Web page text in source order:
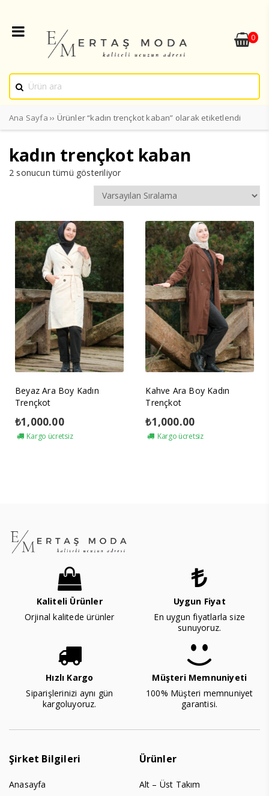
0
Ana Sayfa ›› Ürünler “kadın trençkot kaban” olarak etiketlendi
kadın trençkot kaban
2 sonucun tümü gösteriliyor
Beyaz Ara Boy Kadın
Trençkot
₺1,000.00
Kargo ücretsiz
Kahve Ara Boy Kadın
Trençkot
₺1,000.00
Kargo ücretsiz
Kaliteli Ürünler
Orjinal kalitede ürünler
Uygun Fiyat
En uygun fiyatlarla size
sunuyoruz.
Hızlı Kargo
Siparişlerinizi aynı gün
kargoluyoruz.
Müşteri Memnuniyeti
100% Müşteri memnuniyet
garantisi.
Şirket Bilgileri
Anasayfa
Ürünler
Alt – Üst Takım